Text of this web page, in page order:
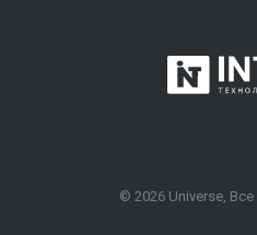
© 2026 Universe,